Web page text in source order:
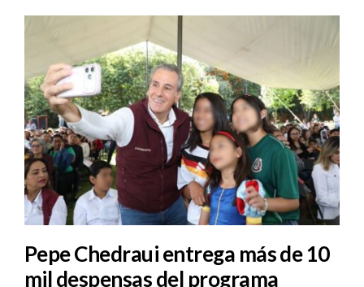
Pepe Chedraui entrega más de 10
mil despensas del programa